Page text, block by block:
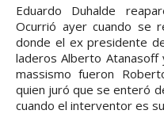
Eduardo Duhalde
Ocurrió ayer cuando se
donde el ex presidente
laderos Alberto
massismo fueron
quien juró que se enteró
cuando el interventor es